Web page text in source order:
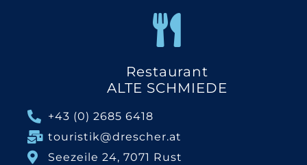
Restaurant
ALTE SCHMIEDE
+43 (0) 2685 6418
touristik@drescher.at
Seezeile 24, 7071 Rust